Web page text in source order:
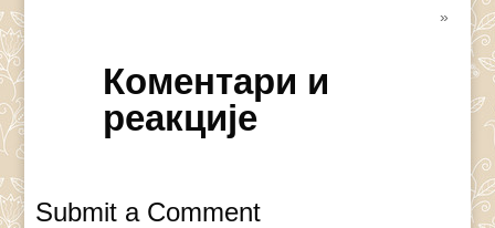
»
Коментари и
реакције
Submit a Comment